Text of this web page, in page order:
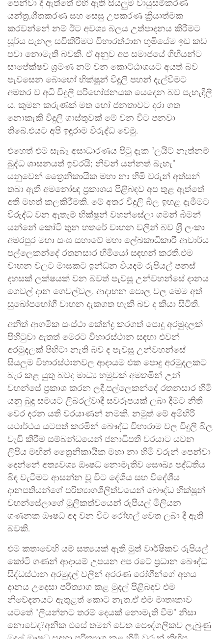
පෙන්වා දී ඇත්තේ එහි ඇති සියලුම වායුසමීකරණ
යන්ත්‍ර,ශීතකරණ සහ සෙසු උපකරණ ක්‍රියාත්මක
කරවන්නේ නම් ඊට අවශ්‍ය බලය උත්පාදනය කිරීමට
සූර්ය පැනල සවිකිරීමට විහාරත්ථාන භූමියේම ඉඩ කඩ
පවා නොමැති බවකි. ඒ අනුව අප සමාජයේ ගිහියන්ට
සාපේක්ෂව ශ්‍රමණ නම් වන කොට්ඨාශයට අයත් බව
පැවසෙන බොහෝ භික්ෂූන් විදුලි පහන් දැල්වීමට
අමතර ව අධි විදුලි පරිභෝජනයක යෙදෙන බව පැහැදිලි
ය. කුමන කරුණක් මත හෝ ජනතාවට දරා ගත
නොකැකි විදුලි ගාස්තුවක් මේ වන විට පනවා
තිබේ.එයට අපි ඉඳුරාම විරුද්ධ වෙමු.
එහෙත් එම සැබෑ අසාධාරණය පිටු දැක “ලයිට් නැත්නම්
බුද්ධ ශාසනයත් ඉවරයි; නිවන් යන්නත් බැහැ”
යනුවෙන් ත්‍රෛනිකායික මහා නා හිමි වරුන් අත්සන්
තබා ඇති අමනෝඥ ප්‍රකාශය පිළිබඳව අප තුළ ඇත්තේ
අති මහත් කලකිරීමකි. මේ අතර විදුලි බිල ඉහළ දැමීමට
විරුද්ධ වන ඇතැම් භික්ෂූන් වහන්සේලා ගමන් බිමන්
යන්නේ කෝටි තුන හතරේ වාහන වලින් බව ‍ශ‍්‍රී ලංකා
අමරපුර මහා සංඝ සභාවේ මහා ලේඛකාධිකාරී ආචාර්ය
පල්ලෙකන්දේ රතනසාර හිමියෝ සඳහන් කරති.එම
වාහන වලට මාසකට ඉන්ධන වියදම රුපියල් පනස්
දහසක් ලක්ෂයක් වන බවත් පැවසූ උන්වහන්සේ දානය
ගෙවල් දාන ගෙවල්වල, ආදාහන පොල වල මෙම අත්
සුඛෝපභෝගී වාහන දැකගත හැකි බව ද කියා සිටිති.
අනිත් ආගමික සංස්ථා කේන්ද්‍ර කරගත් පොදු අරමුදලක්
පිහිටුවා ඇතත් මෙරට විහාරස්ථාන සඳහා එවන්
අරමුදලක් පිහිටා නැති බව ද පැවසූ උන්වහන්සේ
සියලුම විහාරස්ථානවල ආදායම එක පොදු අරමුදලකට
බැර කළ යුතු බවද මාධ්‍ය හමුවක් අමතමින් උන්
වහන්සේ ප්‍රකාශ කරන ලදී.පල්ලෙකන්දේ රතනසාර හිමි
යනු බුදු සමයට ලිබරල්වාදී සවරූපයක් ලබා දීමට නිති
වෙර දරන යති වරයාණන් නමකි. නමුත් මේ අමිහිරි
යථාර්ථය යටපත් කරමින් බෞද්ධ විහාරාම වල විදුලි බිල
වැඩි කිරීම සම්බන්ධයෙන් ජනාධිපති වරයාට යවන
ලිපිය මඟින් ත්‍රෛනිකායික මහා නා හිමි වරුන් පෙන්වා
දෙන්නේ අත්‍යවශ්‍ය ඖෂධ නොමැතිව සෞඛ්‍ය පද්ධතිය
බිඳ වැටීමට ආසන්න වූ විට දේශීය සහ විදේශීය
දානපතියන්ගේ පරිත්‍යාගශීලිත්වයෙන් බෞද්ධ භික්ෂූන්
වහන්සේලාගේ මූලිකත්වයෙන් රුපියල් මිලියන
ගණනක ඖෂධ අද වන විට රෝහල් වෙත ලබා දී ඇති
බවකි.
එම කතාවෙහි යම් සත්‍යයක් ඇති මුත් වාර්ෂිකව රුපියල්
කෝටි ගණන් ආදායම් උපයන අප රටේ ප්‍රධාන බෞද්ධ
සිද්ධස්ථාන අරමුදල් වලින් අරරණ රෝගීන්ගේ අභය
දානය උදෙසා පරිත්‍යාග කළ මුදල් පිළිබඳව එම
නිවේදනයට ඇතුළත් කොට නැත.ඒ එම මාතෘකාව
යටතේ “ලියන්නට තරම් දෙයක් නොමැති වීම” නිසා
නොවෙද?අනික එසේ තමන් වෙත පෞද්ගලිකව ලැබුණු